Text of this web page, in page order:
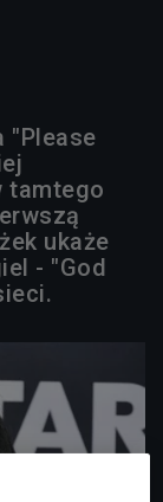
"Please
tamtego
ukaże
- "God